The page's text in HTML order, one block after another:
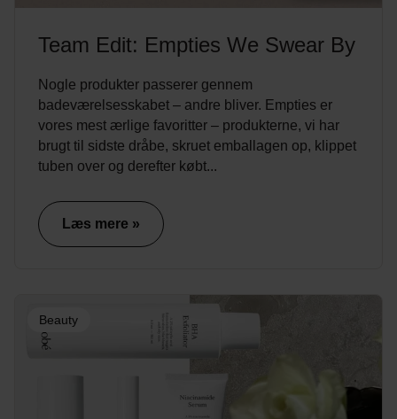
Team Edit: Empties We Swear By
Nogle produkter passerer gennem
badeværelsesskabet – andre bliver. Empties er
vores mest ærlige favoritter – produkterne, vi har
brugt til sidste dråbe, skruet emballagen op, klippet
tuben over og derefter købt...
Læs mere »
Beauty